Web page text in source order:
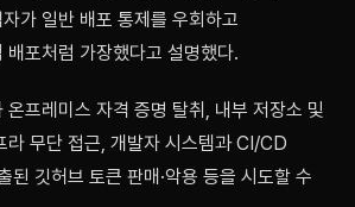
가 일반 배포 통제를 우회하고
배포처럼 가장했다고 설명했다.
온프레미스 자격 증명 탈취, 내부 저장소 및
라 무단 접근, 개발자 시스템과 CI/CD
된 깃허브 토큰 판매·악용 등을 시도할 수